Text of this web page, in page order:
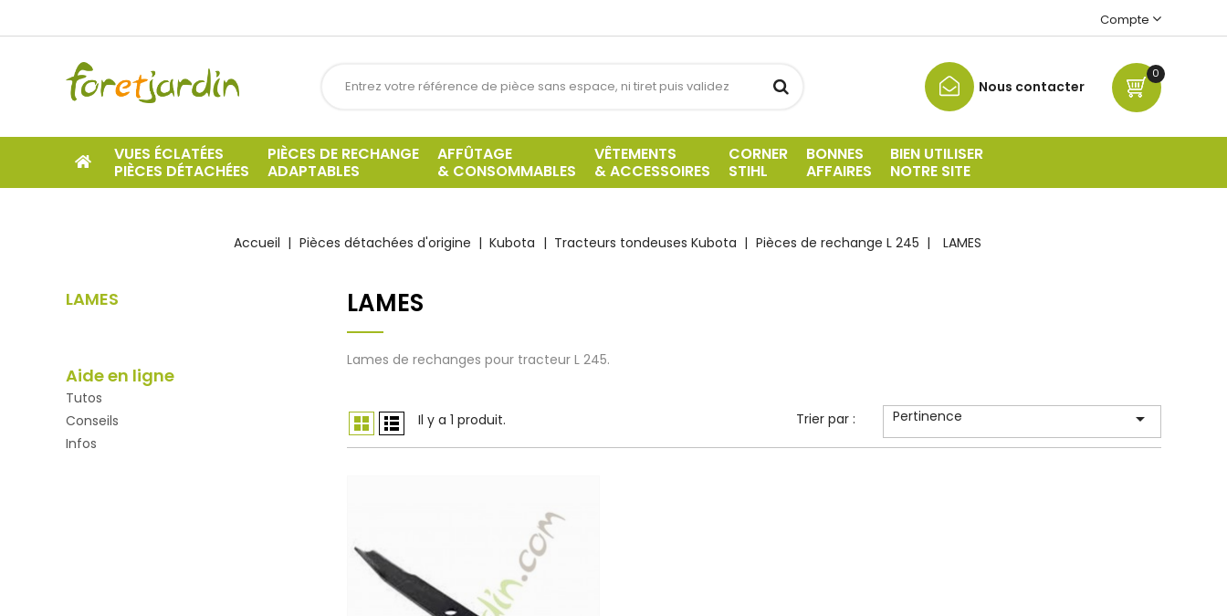
Compte
0
Nous contacter
VUES ÉCLATÉES
PIÈCES DÉTACHÉES
PIÈCES DE RECHANGE
ADAPTABLES
AFFÛTAGE
& CONSOMMABLES
VÊTEMENTS
& ACCESSOIRES
CORNER
STIHL
BONNES
AFFAIRES
BIEN UTILISER
NOTRE SITE
Accueil Pièces détachées d'origine Kubota Tracteurs tondeuses Kubota Pièces de rechange L 245 LAMES
LAMES
Aide en ligne
Tutos
Conseils
Infos
LAMES
Lames de rechanges pour tracteur L 245.
Il y a 1 produit. Trier par : Pertinence 